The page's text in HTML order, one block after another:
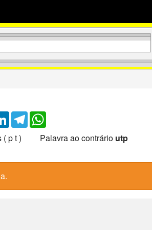
LinkedInTelegram
( p t ) Palavra ao contrário utp